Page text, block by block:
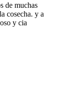
de muchas
cosecha. y a
y cia